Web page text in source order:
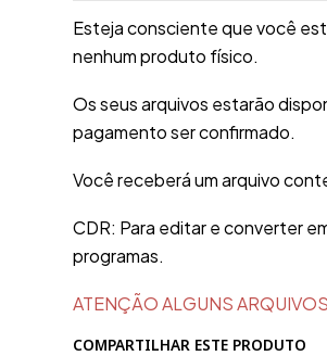
Esteja consciente que você
nenhum produto físico.
Os seus arquivos estarão
pagamento ser confirmado.
Você receberá um arquivo
CDR: Para editar e converter
programas.
ATENÇÃO ALGUNS
COMPARTILHAR ESTE PRODUTO